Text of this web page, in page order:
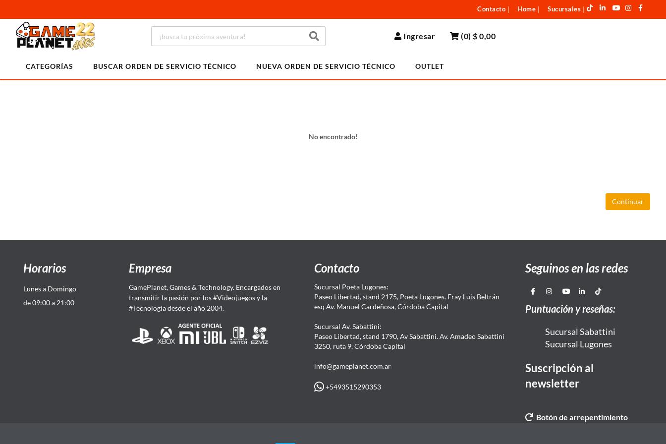
Contacto Home Sucursales
Ingresar (0)$ 0,00
CATEGORÍAS BUSCAR ORDEN DE SERVICIO TÉCNICO NUEVA ORDEN DE SERVICIO TÉCNICO OUTLET
No encontrado!
Continuar
Horarios
Lunes a Domingo
de 09:00 a 21:00
Empresa
GamePlanet, Games & Technology. Encargados en
transmitir la pasión por los #Videojuegos y la
#Tecnología desde el año 2004.
Contacto
Sucursal Poeta Lugones:
Paseo Libertad, stand 2175, Poeta Lugones. Fray Luis Beltrán
esq Av. Manuel Cardeñosa, Córdoba Capital
Sucursal Av. Sabattini:
Paseo Libertad, stand 1790, Av Sabattini. Av. Amadeo Sabattini
3250, ruta 9, Córdoba Capital
info@gameplanet.com.ar
+5493515290353
Seguinos en las redes
Puntuación y reseñas:
Sucursal Sabattini
Sucursal Lugones
Suscripción al
newsletter
Botón de arrepentimiento